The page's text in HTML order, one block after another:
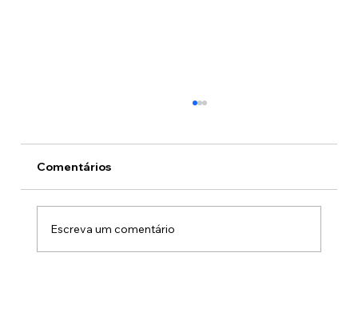
Comentários
Escreva um comentário